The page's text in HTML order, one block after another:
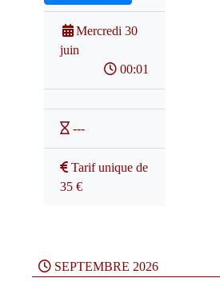
Mercredi 30
juin
00:01
---
Tarif unique de
35 €
SEPTEMBRE 2026